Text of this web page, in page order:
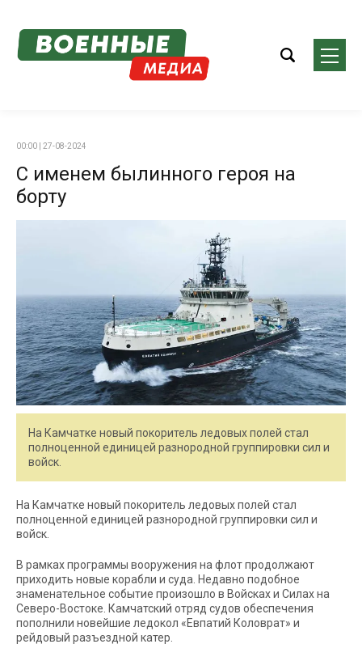
00:00 | 27-08-2024
С именем былинного героя на
борту
На Камчатке новый покоритель ледовых полей стал
полноценной единицей разнородной группировки сил и
войск.
На Камчатке новый покоритель ледовых полей стал
полноценной единицей разнородной группировки сил и
войск.
В рамках программы вооружения на флот продолжают
приходить новые корабли и суда. Недавно подобное
знаменательное событие произошло в Войсках и Силах на
Северо-Востоке. Камчатский отряд судов обеспечения
пополнили новейшие ледокол «Евпатий Коловрат» и
рейдовый разъездной катер.